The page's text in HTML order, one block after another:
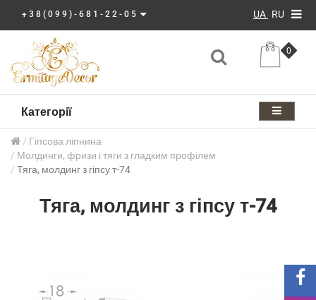
+38(099)-681-22-05 UA RU
0
Категорії
Гіпсова ліпнина
Молдинги, фризи і тяги з гладким профілем
Тяга, молдинг з гіпсу т-74
Тяга, молдинг з гіпсу т-74